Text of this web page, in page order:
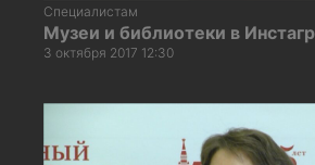
Специалистам
Музеи и библиотеки в
3 октября 2017 12:30